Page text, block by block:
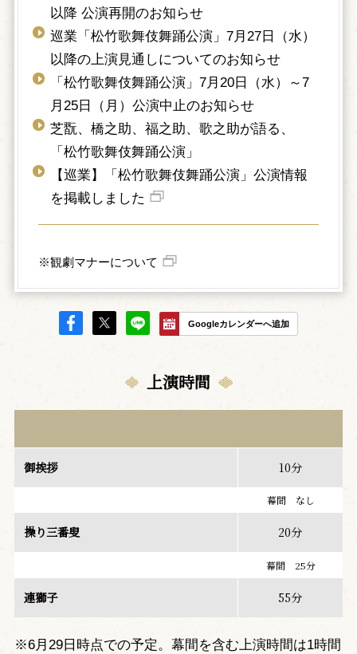
以降 公演再開のお知らせ
巡業「松竹歌舞伎舞踊公演」7月27日（水）
以降の上演見通しについてのお知らせ
「松竹歌舞伎舞踊公演」7月20日（水）～7
月25日（月）公演中止のお知らせ
芝翫、橋之助、福之助、歌之助が語る、
「松竹歌舞伎舞踊公演」
【巡業】「松竹歌舞伎舞踊公演」公演情報
を掲載しました
※観劇マナーについて
Googleカレンダーへ追加
上演時間
御挨拶 10分
幕間 なし
操り三番叟 20分
幕間 25分
連獅子 55分
※6月29日時点での予定。幕間を含む上演時間は1時間